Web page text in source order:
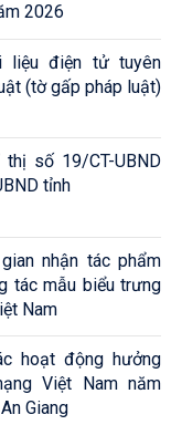
2026
liệu điện tử tuyên
(tờ gấp pháp luật)
số 19/CT-UBND
tỉnh
nhận tác phẩm
tác mẫu biểu trưng
Nam
hoạt động hưởng
Việt Nam năm
Giang